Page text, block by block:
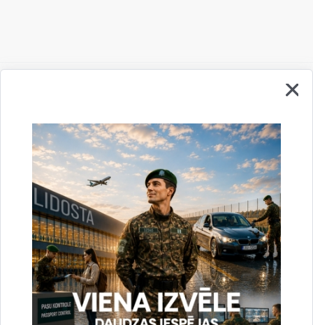
Vai šī informācija bija noderīga?
Sniegt atsauksmi